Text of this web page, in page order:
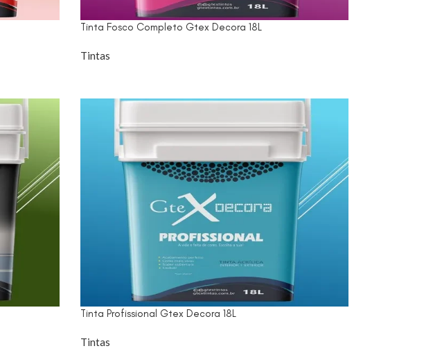
Tinta Fosco Completo Gtex Decora 18L
Tintas
Tinta Profissional Gtex Decora 18L
Tintas